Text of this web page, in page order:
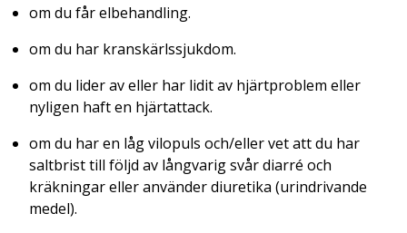
om du får elbehandling.
om du har kranskärlssjukdom.
om du lider av eller har lidit av hjärtproblem eller
nyligen haft en hjärtattack.
om du har en låg vilopuls och/eller vet att du har
saltbrist till följd av långvarig svår diarré och
kräkningar eller använder diuretika (urindrivande
medel).